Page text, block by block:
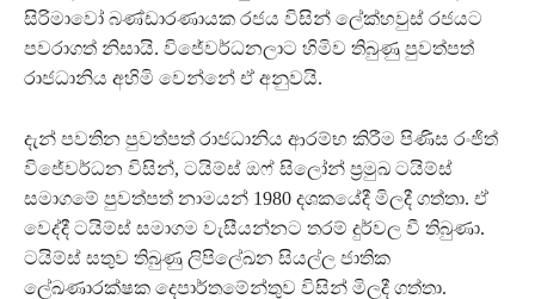
සිරිමාවෝ බණ්ඩාරණායක රජය විසින් ලේක්හවුස් රජයට
පවරාගත් නිසායි. විජේවර්ධනලාට හිමිව තිබුණු පුවත්පත්
රාජධානිය අහිමි වෙන්නේ ඒ අනුවයි.
දැන් පවතින පුවත්පත් රාජධානිය ආරම්භ කිරීම පිණිස රංජිත්
විජේවර්ධන විසින්, ටයිම්ස් ඔෆ් සිලෝන් ප‍්‍රමුඛ ටයිම්ස්
සමාගමේ පුවත්පත් නාමයන් 1980 දශකයේදී මිලදී ගත්තා. ඒ
වෙද්දී ටයිම්ස් සමාගම වැසීයන්නට තරම් දුර්වල වී තිබුණා.
ටයිම්ස් සතුව තිබුණු ලිපිලේඛන සියල්ල ජාතික
ලේඛණාරක්ෂක දෙපාර්තමේන්තුව විසින් මිලදී ගත්තා.